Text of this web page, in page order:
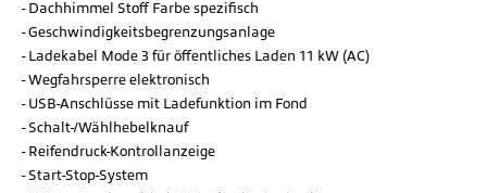
Dachhimmel Stoff Farbe spezifisch
Geschwindigkeitsbegrenzungsanlage
Ladekabel Mode 3 für öffentliches Laden 11 kW (AC)
Wegfahrsperre elektronisch
USB-Anschlüsse mit Ladefunktion im Fond
Schalt-/Wählhebelknauf
Reifendruck-Kontrollanzeige
Start-Stop-System